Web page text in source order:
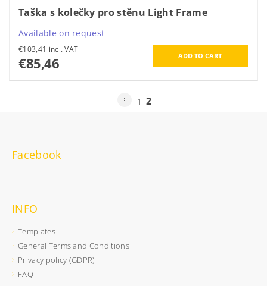
Taška s kolečky pro stěnu Light Frame
Available on request
€103,41 incl. VAT
€85,46
1 2
Facebook
INFO
Templates
General Terms and Conditions
Privacy policy (GDPR)
FAQ